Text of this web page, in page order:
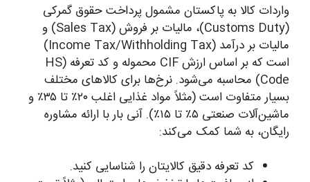
واردات کالا به پاکستان مشمول پرداخت حقوق گمرکی
(Customs Duty)، مالیات بر فروش (Sales Tax) و
مالیات بر درآمد (Income Tax/Withholding Tax)
است که بر اساس ارزش CIF محموله و کد تعرفه (HS
Code) محاسبه می‌شود. نرخ‌ها برای کالاهای مختلف
بسیار متفاوت است (مثلاً مواد غذایی اغلب ۲۰٪ تا ۳۵٪ و
ماشین‌آلات صنعتی ۵٪ تا ۱۵٪). آنی بار با ارائه مشاوره
رایگان، به شما کمک می‌کند:
کد تعرفه دقیق کالایتان را شناسایی کنید.